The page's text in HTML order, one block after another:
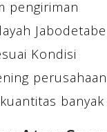
pengiriman
Kondisi
perusahaan
banyak